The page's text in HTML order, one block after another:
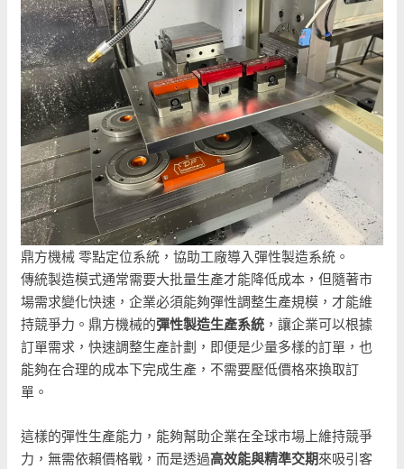
鼎方機械 零點定位系統，協助工廠導入彈性製造系統。
傳統製造模式通常需要大批量生產才能降低成本，但隨著市
場需求變化快速，企業必須能夠彈性調整生產規模，才能維
持競爭力。鼎方機械的彈性製造生產系統 ，讓企業可以根據
訂單需求，快速調整生產計劃，即便是少量多樣的訂單，也
能夠在合理的成本下完成生產，不需要壓低價格來換取訂
單。
這樣的彈性生產能力，能夠幫助企業在全球市場上維持競爭
力，無需依賴價格戰，而是透過高效能與精準交期來吸引客